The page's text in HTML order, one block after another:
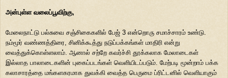
அன்புள்ள வலைப்பூவிற்கு,
மேலைநாட்டு பல்சுவை சஞ்சிகைகளில் பேஜ் 3 என்றொரு சமாச்சாரம் உண்டு.
நம்மூர் வண்ணத்திரை, சினிக்கூத்து நடுப்பக்கங்கள் மாதிரி என்று
வைத்துக்கொள்ளலாம். ஆனால் சற்றே கவர்ச்சி தூக்கலாக மேலாடைகள்
இல்லாத பாலாடைகளின் புகைப்படங்கள் வெளியிடப்படும். மேற்படி மூன்றாம் பக்க
கலாசாரத்தை மங்களகரமாக துவக்கி வைத்த பெருமை ப்ரிட்டனில் வெளியாகும்